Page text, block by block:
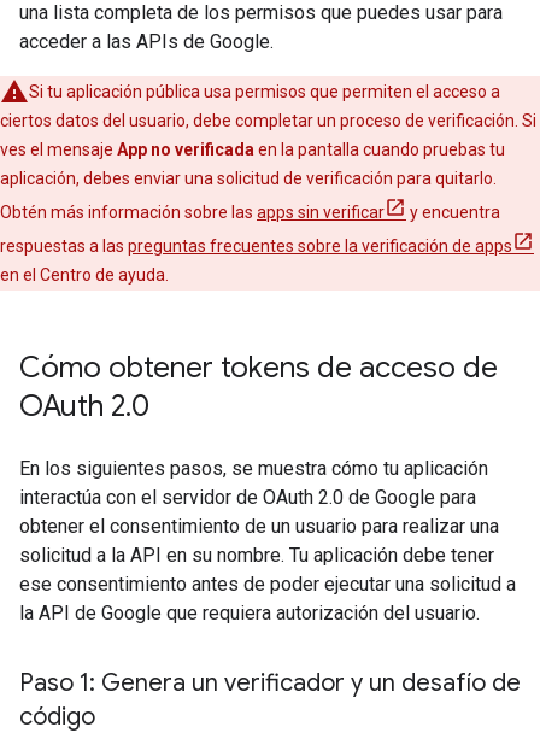
una lista completa de los permisos que puedes usar para
acceder a las APIs de Google.
Si tu aplicación pública usa permisos que permiten el acceso a
ciertos datos del usuario, debe completar un proceso de verificación. Si
ves el mensaje App no verificada en la pantalla cuando pruebas tu
aplicación, debes enviar una solicitud de verificación para quitarlo.
Obtén más información sobre las apps sin verificar
y encuentra
respuestas a las preguntas frecuentes sobre la verificación de apps
en el Centro de ayuda.
Cómo obtener tokens de acceso de
OAuth 2.0
En los siguientes pasos, se muestra cómo tu aplicación
interactúa con el servidor de OAuth 2.0 de Google para
obtener el consentimiento de un usuario para realizar una
solicitud a la API en su nombre. Tu aplicación debe tener
ese consentimiento antes de poder ejecutar una solicitud a
la API de Google que requiera autorización del usuario.
Paso 1: Genera un verificador y un desafío de
código